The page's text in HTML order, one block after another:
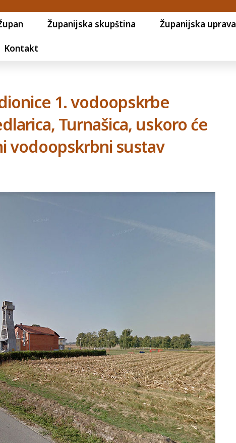
Županijska skupština Županijska uprava
Kontakt
1. vodoopskrbe
Turnašica, uskoro će
vodoopskrbni sustav